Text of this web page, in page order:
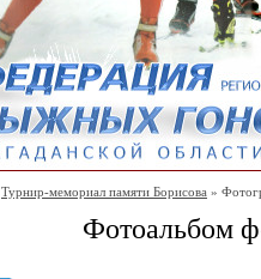
Турнир-мемориал памяти Борисова »
Фотоальбом